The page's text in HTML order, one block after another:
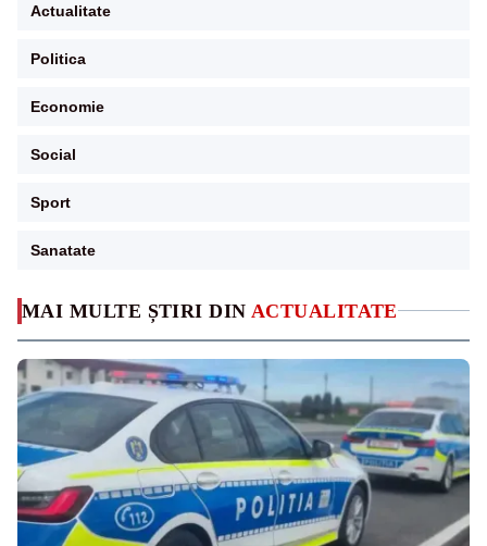
MAI MULTE ȘTIRI DIN ACTUALITATE
Actualitate
Politica
Economie
Social
Sport
Sanatate